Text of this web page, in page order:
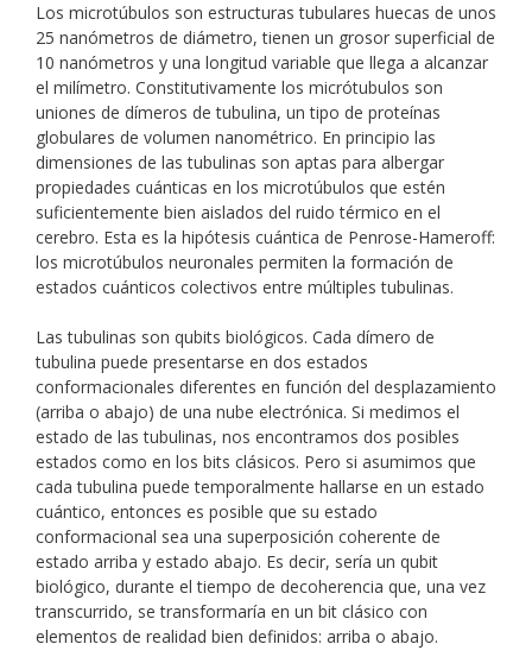
Los microtúbulos son estructuras tubulares huecas de unos
25 nanómetros de diámetro, tienen un grosor superficial de
10 nanómetros y una longitud variable que llega a alcanzar
el milímetro. Constitutivamente los micrótubulos son
uniones de dímeros de tubulina, un tipo de proteínas
globulares de volumen nanométrico. En principio las
dimensiones de las tubulinas son aptas para albergar
propiedades cuánticas en los microtúbulos que estén
suficientemente bien aislados del ruido térmico en el
cerebro. Esta es la hipótesis cuántica de Penrose-Hameroff:
los microtúbulos neuronales permiten la formación de
estados cuánticos colectivos entre múltiples tubulinas.
Las tubulinas son qubits biológicos. Cada dímero de
tubulina puede presentarse en dos estados
conformacionales diferentes en función del desplazamiento
(arriba o abajo) de una nube electrónica. Si medimos el
estado de las tubulinas, nos encontramos dos posibles
estados como en los bits clásicos. Pero si asumimos que
cada tubulina puede temporalmente hallarse en un estado
cuántico, entonces es posible que su estado
conformacional sea una superposición coherente de
estado arriba y estado abajo. Es decir, sería un qubit
biológico, durante el tiempo de decoherencia que, una vez
transcurrido, se transformaría en un bit clásico con
elementos de realidad bien definidos: arriba o abajo.